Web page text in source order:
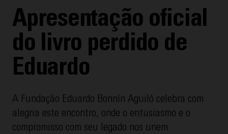
Apresentação oficial
do livro perdido de
Eduardo
A Fundação Eduardo Bonnín Aguiló celebra com
alegria este encontro, onde o entusiasmo e o
compromisso com seu legado nos unem.